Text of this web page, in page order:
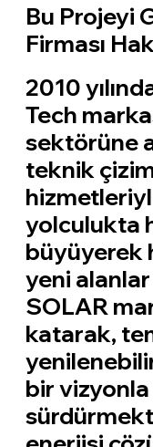
Bu Projeyi
Firması
2010
Tech
sektörüne
teknik
yolculukta
büyüyerek
yeni
SOLAR
katarak,
bir vizyonla